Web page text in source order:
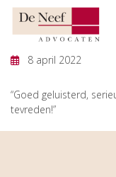
Skip
8 april 2022
“Goed geluisterd,
tevreden!”